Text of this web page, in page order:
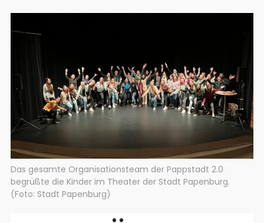
Das gesamte Organisationsteam der Pappstadt 2.0
begrüßte die Kinder im Theater der Stadt Papenburg.
(Foto: Stadt Papenburg)